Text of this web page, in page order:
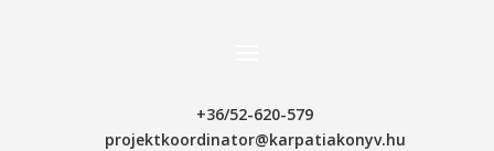
+36/52-620-579
projektkoordinator@karpatiakonyv.hu